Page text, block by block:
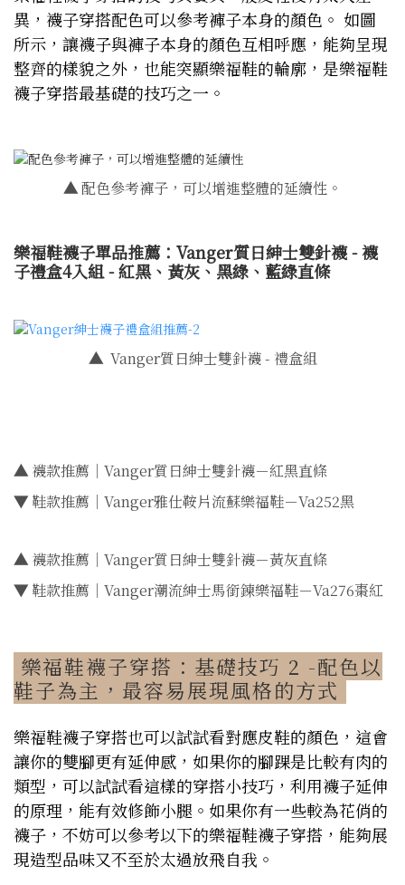
異，襪子穿搭配色可以參考褲子本身的顏色。 如圖
所示，讓襪子與褲子本身的顏色互相呼應，能夠呈現
整齊的樣貌之外，也能突顯樂福鞋的輪廓，是樂福鞋
襪子穿搭最基礎的技巧之一。
▲配色參考褲子，可以增進整體的延續性。
樂福鞋襪子單品推薦：Vanger質日紳士雙針襪 - 襪
子禮盒4入組 - 紅黑、黃灰、黑綠、藍綠直條
▲Vanger質日紳士雙針襪 - 禮盒組
▲襪款推薦｜Vanger質日紳士雙針襪－紅黑直條
▼鞋款推薦｜Vanger雅仕鞍片流蘇樂福鞋－Va252黑
▲襪款推薦｜Vanger質日紳士雙針襪－黃灰直條
▼鞋款推薦｜Vanger潮流紳士馬銜鍊樂福鞋－Va276棗紅
樂福鞋襪子穿搭：基礎技巧 2 -配色以
鞋子為主，最容易展現風格的方式
樂福鞋襪子穿搭也可以試試看對應皮鞋的顏色，這會
讓你的雙腳更有延伸感，如果你的腳踝是比較有肉的
類型，可以試試看這樣的穿搭小技巧，利用襪子延伸
的原理，能有效修飾小腿。如果你有一些較為花俏的
襪子，不妨可以參考以下的樂福鞋襪子穿搭，能夠展
現造型品味又不至於太過放飛自我。